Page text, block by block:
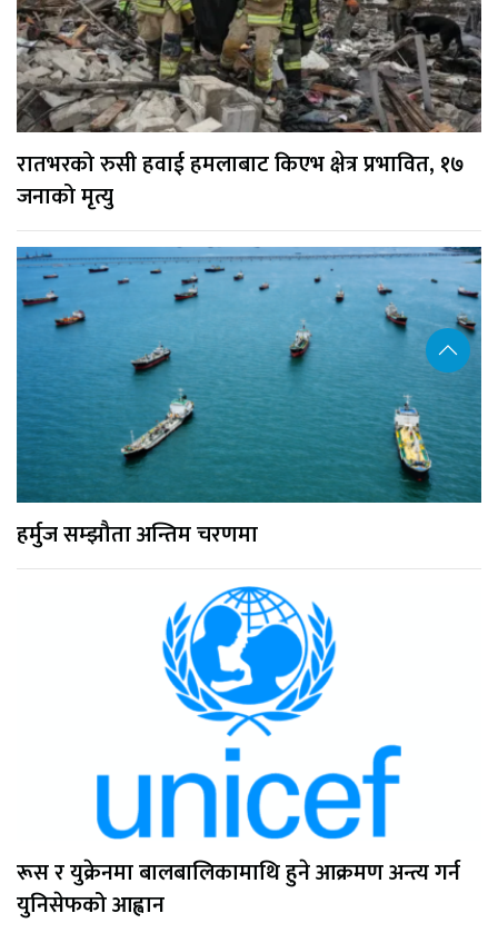
रातभरको रुसी हवाई हमलाबाट किएभ क्षेत्र प्रभावित, १७
जनाको मृत्यु
हर्मुज सम्झौता अन्तिम चरणमा
रूस र युक्रेनमा बालबालिकामाथि हुने आक्रमण अन्त्य गर्न
युनिसेफको आह्वान